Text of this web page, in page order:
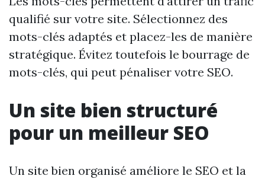
qualifié sur votre site. Sélectionnez des
mots-clés adaptés et placez-les de manière
stratégique. Évitez toutefois le bourrage de
mots-clés, qui peut pénaliser votre SEO.
Un site bien structuré
pour un meilleur SEO
Un site bien organisé améliore le SEO et la